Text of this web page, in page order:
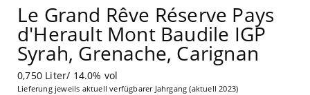
Le Grand Rêve Réserve Pays
d'Herault Mont Baudile IGP
Syrah, Grenache, Carignan
0,750 Liter/ 14.0% vol
Lieferung jeweils aktuell verfügbarer Jahrgang (aktuell 2023)